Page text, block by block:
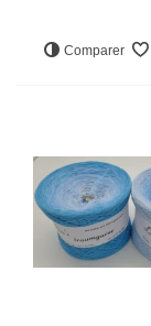
Comparer